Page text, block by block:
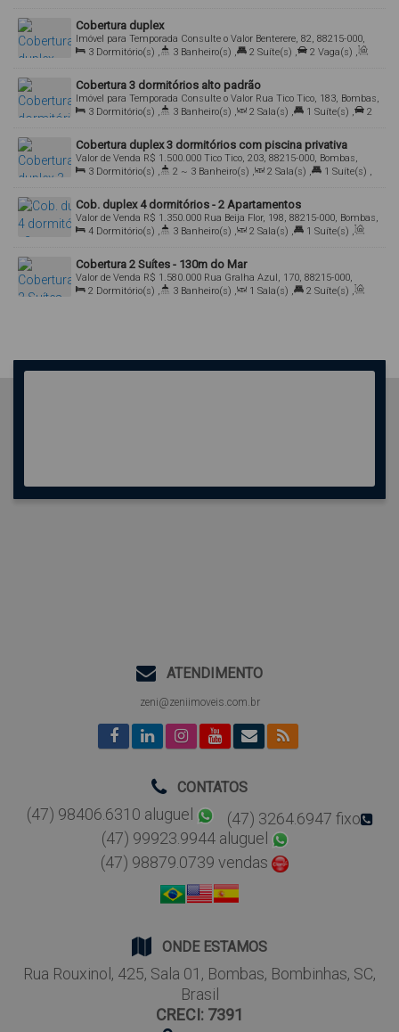
Cobertura duplex
Consulte o Valor
Imóvel para Temporada
Benterere, 82, 88215-000,
Bombas, Bombinhas, Santa Catarina, Brasil
3 Dormitório(s) , 3 Banheiro(s) , 2 Suíte(s) , 2 Vaga(s) ,
Cobertura 3 dormitórios alto padrão
Consulte o Valor
Imóvel para Temporada
Rua Tico Tico, 183, Bombas,
Bombinhas, Santa Catarina, Brasil
3 Dormitório(s) , 3 Banheiro(s) , 2 Sala(s) , 1 Suíte(s) ,
2
Cobertura duplex 3 dormitórios com piscina privativa
R$ 1.500.000
Valor de Venda
Tico Tico, 203, 88215-000, Bombas,
Bombinhas, Santa Catarina, Brasil
3 Dormitório(s) , 2 ~ 3 Banheiro(s) , 2 Sala(s) , 1 Suíte(s) ,
Cob. duplex 4 dormitórios - 2 Apartamentos
R$ 1.350.000
Valor de Venda
Rua Beija Flor, 198, 88215-000, Bombas,
Bombinhas, Santa Catarina, Brasil
4 Dormitório(s) , 3 Banheiro(s) , 2 Sala(s) , 1 Suíte(s) ,
Cobertura 2 Suítes - 130m do Mar
R$ 1.580.000
Valor de Venda
Rua Gralha Azul, 170, 88215-000,
Bombas, Bombinhas, Santa Catarina, Brasil
2 Dormitório(s) , 3 Banheiro(s) , 1 Sala(s) , 2 Suíte(s) ,
ATENDIMENTO
zeni@zeniimoveis.com.br
CONTATOS
(47) 98406.6310 aluguel
(47) 3264.6947 fixo
(47) 99923.9944 aluguel
(47) 98879.0739 vendas
ONDE ESTAMOS
Rua Rouxinol , 425, Sala 01 , Bombas, Bombinhas, SC,
Brasil
CRECI: 7391